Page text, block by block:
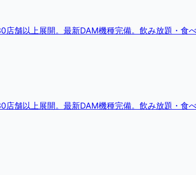
舗以上展開。最新DAM機種完備。飲み放題・食べ
舗以上展開。最新DAM機種完備。飲み放題・食べ